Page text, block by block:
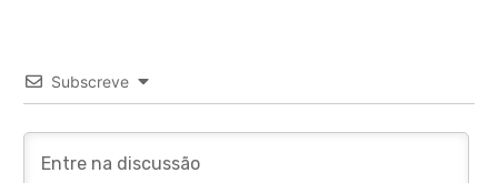
Subscreve